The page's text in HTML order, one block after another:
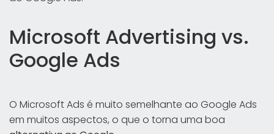
Microsoft Advertising vs.
Google Ads
O Microsoft Ads é muito semelhante ao Google Ads
em muitos aspectos, o que o torna uma boa